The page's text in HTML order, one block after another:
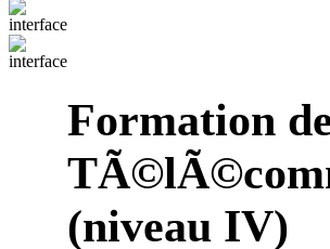
Formation
(niveau IV)